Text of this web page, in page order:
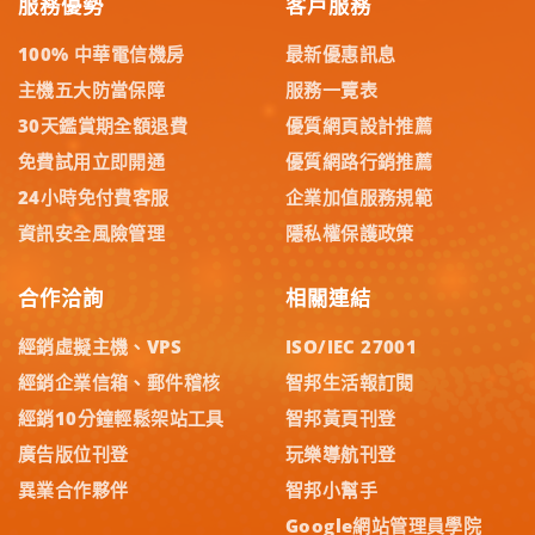
服務優勢
100% 中華電信機房
主機五大防當保障
30天鑑賞期全額退費
免費試用立即開通
24小時免付費客服
資訊安全風險管理
客戶服務
最新優惠訊息
服務一覽表
優質網頁設計推薦
優質網路行銷推薦
企業加值服務規範
隱私權保護政策
合作洽詢
經銷虛擬主機、VPS
經銷企業信箱、郵件稽核
經銷10分鐘輕鬆架站工具
廣告版位刊登
異業合作夥伴
相關連結
ISO/IEC 27001
智邦生活報訂閱
智邦黃頁刊登
玩樂導航刊登
智邦小幫手
Google網站管理員學院